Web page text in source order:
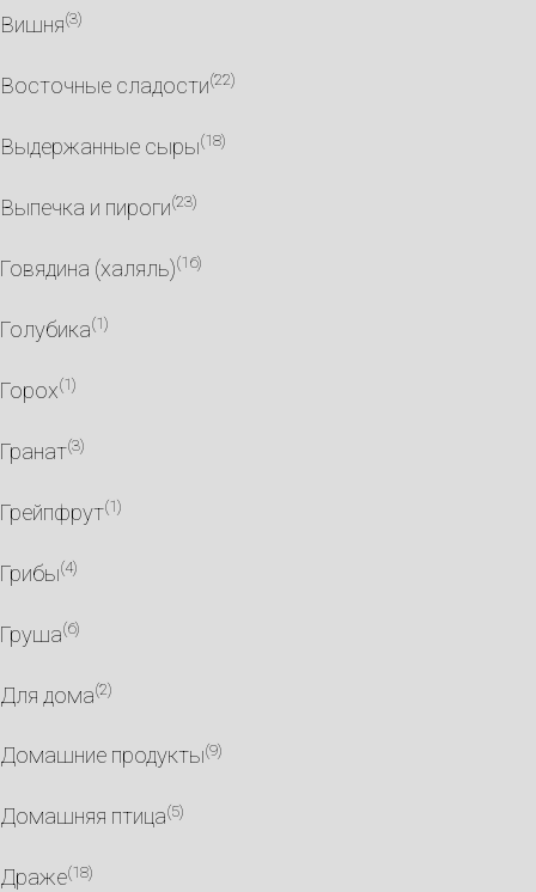
Вишня(3)
Восточные сладости(22)
Выдержанные сыры(18)
Выпечка и пироги(23)
Говядина (халяль)(16)
Голубика(1)
Горох(1)
Гранат(3)
Грейпфрут(1)
Грибы(4)
Груша(6)
Для дома(2)
Домашние продукты(9)
Домашняя птица(5)
Драже(18)